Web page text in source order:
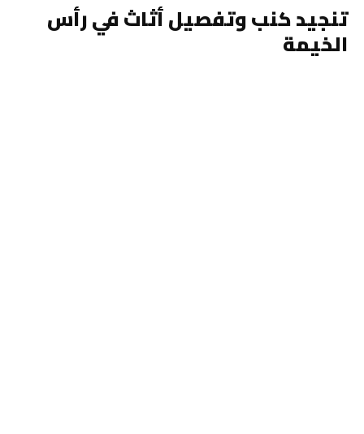
تنجيد كنب وتفصيل أثاث في رأس
الخيمة